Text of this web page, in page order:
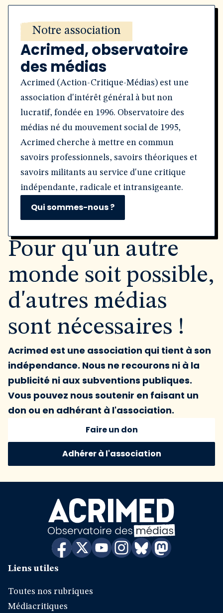
Notre association
Acrimed, observatoire
des médias
Acrimed (Action-Critique-Médias) est une
association d'intérêt général à but non
lucratif, fondée en 1996. Observatoire des
médias né du mouvement social de 1995,
Acrimed cherche à mettre en commun
savoirs professionnels, savoirs théoriques et
savoirs militants au service d'une critique
indépendante, radicale et intransigeante.
Qui sommes-nous ?
Pour qu'un autre
monde soit possible,
d'autres médias
sont nécessaires !
Acrimed est une association qui tient à son
indépendance. Nous ne recourons ni à la
publicité ni aux subventions publiques.
Vous pouvez nous soutenir en faisant un
don ou en adhérant à l'association.
Faire un don
Adhérer à l'association
Liens utiles
Toutes nos rubriques
Médiacritiques